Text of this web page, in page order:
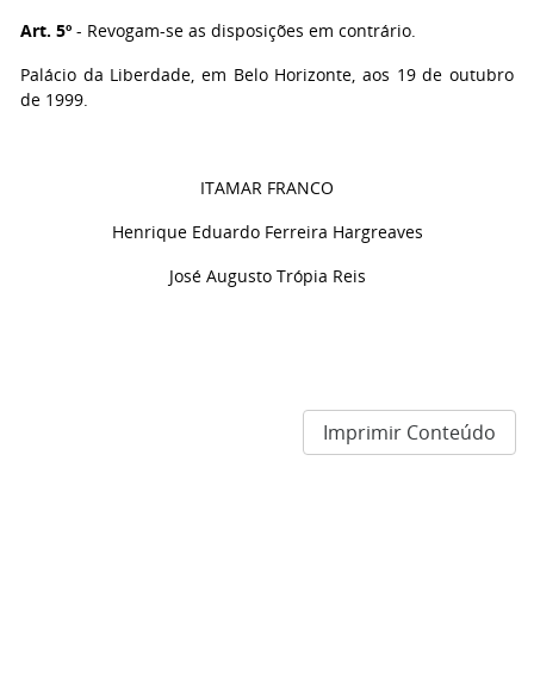
Art. 5º - Revogam-se as disposições em contrário.
Palácio da Liberdade, em Belo Horizonte, aos 19 de outubro
de 1999.
ITAMAR FRANCO
Henrique Eduardo Ferreira Hargreaves
José Augusto Trópia Reis
Imprimir Conteúdo